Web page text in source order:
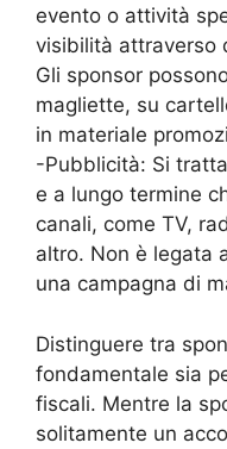
evento o attività
visibilità attraverso
Gli sponsor
magliette, su
in materiale
-Pubblicità: Si
e a lungo termine
canali, come TV,
altro. Non è legata
una campagna di
Distinguere tra
fondamentale sia
fiscali. Mentre la
solitamente un